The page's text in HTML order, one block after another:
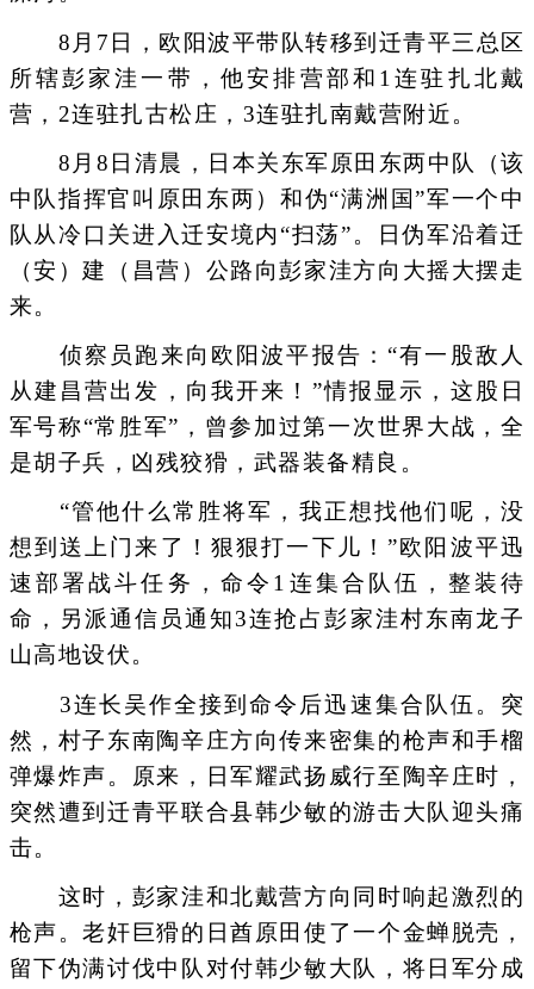
8月7日，欧阳波平带队转移到迁青平三总区
所辖彭家洼一带，他安排营部和1连驻扎北戴
营，2连驻扎古松庄，3连驻扎南戴营附近。
8月8日清晨，日本关东军原田东两中队（该
中队指挥官叫原田东两）和伪“满洲国”军一个中
队从冷口关进入迁安境内“扫荡”。日伪军沿着迁
（安）建（昌营）公路向彭家洼方向大摇大摆走
来。
侦察员跑来向欧阳波平报告：“有一股敌人
从建昌营出发，向我开来！”情报显示，这股日
军号称“常胜军”，曾参加过第一次世界大战，全
是胡子兵，凶残狡猾，武器装备精良。
“管他什么常胜将军，我正想找他们呢，没
想到送上门来了！狠狠打一下儿！”欧阳波平迅
速部署战斗任务，命令1连集合队伍，整装待
命，另派通信员通知3连抢占彭家洼村东南龙子
山高地设伏。
3连长吴作全接到命令后迅速集合队伍。突
然，村子东南陶辛庄方向传来密集的枪声和手榴
弹爆炸声。原来，日军耀武扬威行至陶辛庄时，
突然遭到迁青平联合县韩少敏的游击大队迎头痛
击。
这时，彭家洼和北戴营方向同时响起激烈的
枪声。老奸巨猾的日酋原田使了一个金蝉脱壳，
留下伪满讨伐中队对付韩少敏大队，将日军分成